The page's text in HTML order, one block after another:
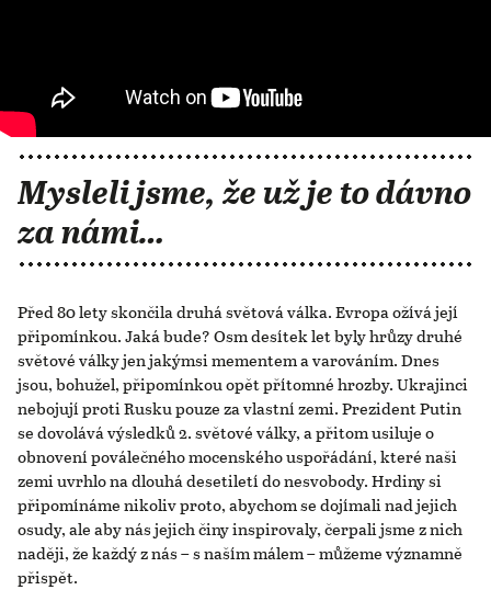
Mysleli jsme, že už je to dávno
za námi…
Před 80 lety skončila druhá světová válka. Evropa ožívá její
připomínkou. Jaká bude? Osm desítek let byly hrůzy druhé
světové války jen jakýmsi mementem a varováním. Dnes
jsou, bohužel, připomínkou opět přítomné hrozby. Ukrajinci
nebojují proti Rusku pouze za vlastní zemi. Prezident Putin
se dovolává výsledků 2. světové války, a přitom usiluje o
obnovení poválečného mocenského uspořádání, které naši
zemi uvrhlo na dlouhá desetiletí do nesvobody. Hrdiny si
připomínáme nikoliv proto, abychom se dojímali nad jejich
osudy, ale aby nás jejich činy inspirovaly, čerpali jsme z nich
naději, že každý z nás – s naším málem – můžeme významně
přispět.